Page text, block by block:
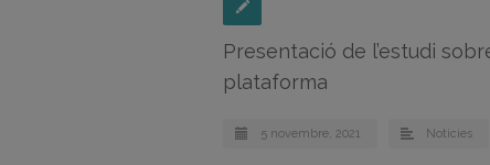
Presentació de l’estudi
plataforma
5 novembre, 2021 Noticies